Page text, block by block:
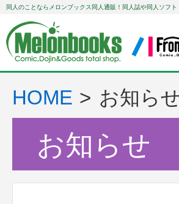
同人のことならメロンブックス同人通販！同人誌や同人ソフ
HOME お知ら
お知らせ